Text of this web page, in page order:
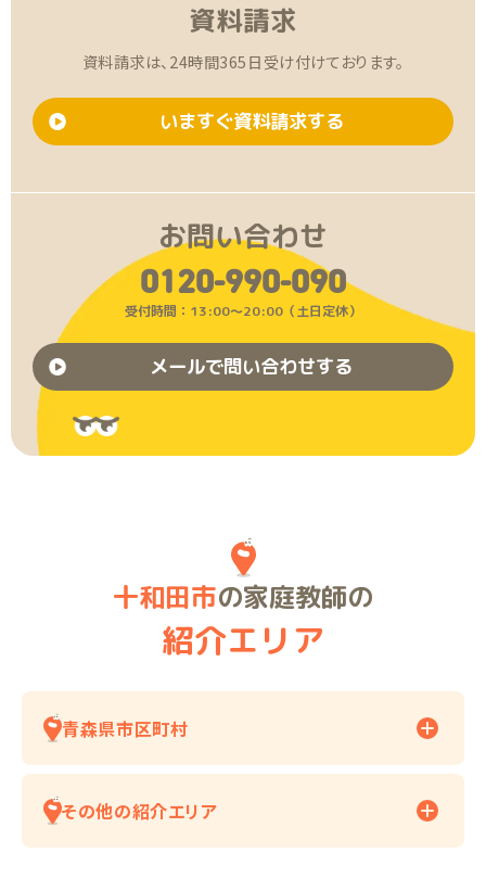
資料請求
資料請求は、24時間365日受け付けております。
いますぐ資料請求する
お問い合わせ
0120-990-090
受付時間：13:00〜20:00（土日定休）
メールで問い合わせする
十和田市の家庭教師の
紹介エリア
青森県市区町村
その他の紹介エリア